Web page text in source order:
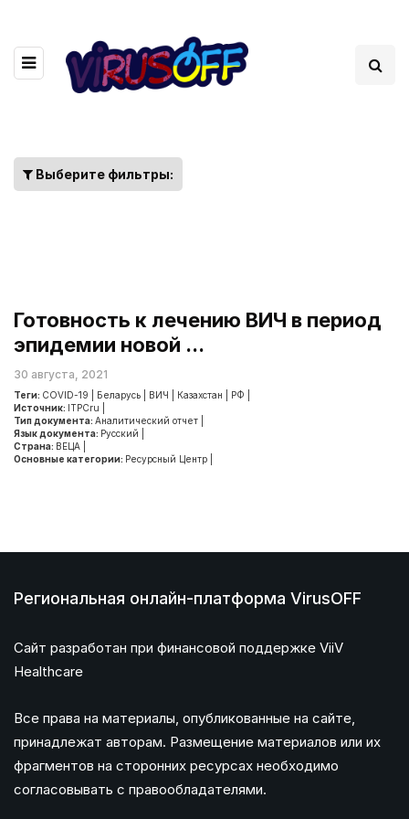
Выберите фильтры:
Готовность к лечению ВИЧ в период
эпидемии новой ...
30 августа, 2021
Теги: COVID-19 Беларусь ВИЧ Казахстан РФ
Источник: ITPCru
Тип документа: Аналитический отчет
Язык документа: Русский
Страна: ВЕЦА
Основные категории: Ресурсный Центр
Региональная онлайн-платформа VirusOFF
Сайт разработан при финансовой поддержке ViiV
Healthcare
Все права на материалы, опубликованные на сайте,
принадлежат авторам. Размещение материалов или их
фрагментов на сторонних ресурсах необходимо
согласовывать с правообладателями.